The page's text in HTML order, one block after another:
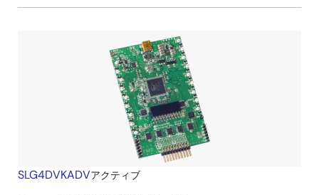
SLG4DVKADVアクティブ